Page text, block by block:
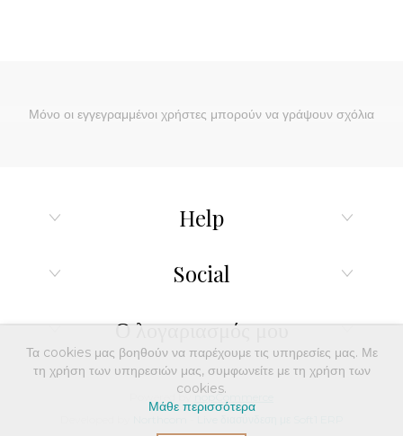
Μόνο οι εγγεγραμμένοι χρήστες μπορούν να γράψουν σχόλια
Help
Social
Ο λογαριασμός μου
Powered by nopCommerce
Τα cookies μας βοηθούν να παρέχουμε τις υπηρεσίες μας. Με
τη χρήση των υπηρεσιών μας, συμφωνείτε με τη χρήση των
cookies.
Μάθε περισσότερα